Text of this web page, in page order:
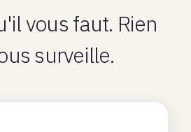
vous faut. Rien
surveille.